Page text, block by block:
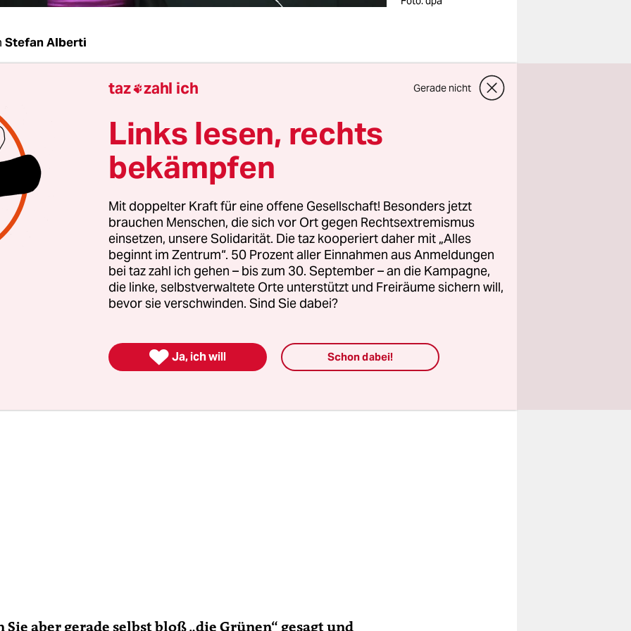
Stefan Alberti
die Grünen-Fraktion ist ab diesem Donnerstag zur
– wieso ist es Ihnen wichtig, als Erstes die Botschaft
wo das Ende der DDR seinen Anfang nahm?
Für eine Partei, die „Bündnis 90/Die Grünen“ heißt, hat
eine noch größere Bedeutung als für viele
Der Kampf für mehr Bürgerrechte, Freiheit und
ist Teil unserer DNA. Vor 30 Jahren sind Menschen auf die
um die Teilung Deutschlands in Ost und West zu
und auch heute tun wir alles, damit unsere Gesellschaft
Wir haben 1989 den Beginn einer emanzipatorischen
erlebt, und die Grünen sind nun eine Partei, der jede Form
Sie aber gerade selbst bloß „die Grünen“ gesagt und
taz zahl ich Gerade nicht
Links lesen, rechts
bekämpfen
Mit doppelter Kraft für eine offene Gesellschaft! Besonders jetzt
brauchen Menschen, die sich vor Ort gegen Rechtsextremismus
einsetzen, unsere Solidarität. Die taz kooperiert daher mit „Alles
beginnt im Zentrum“. 50 Prozent aller Einnahmen aus Anmeldungen
bei taz zahl ich gehen – bis zum 30. September – an die Kampagne,
die linke, selbstverwaltete Orte unterstützt und Freiräume sichern will,
bevor sie verschwinden. Sind Sie dabei?
 Ja, ich will Schon dabei!